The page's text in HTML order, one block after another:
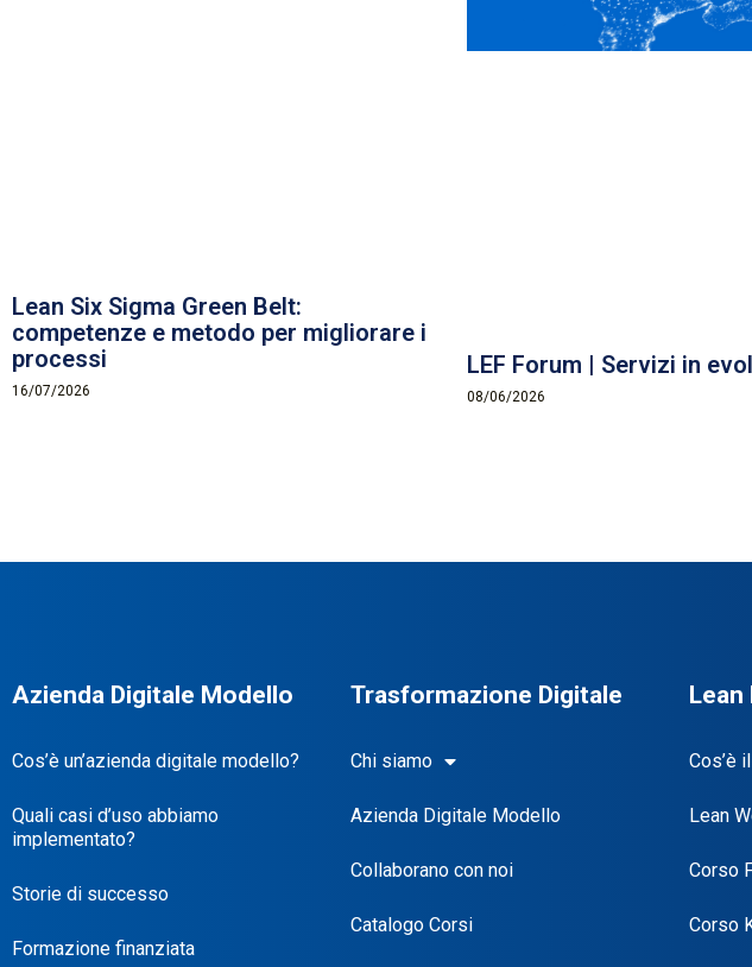
Lean Six Sigma Green Belt:
competenze e metodo per migliorare i
processi
16/07/2026
LEF Forum | Servizi in
08/06/2026
Azienda Digitale Modello
Cos’è un’azienda digitale modello?
Quali casi d’uso abbiamo
implementato?
Storie di successo
Formazione finanziata
Trasformazione Digitale
Chi siamo
Azienda Digitale Modello
Collaborano con noi
Catalogo Corsi
Lean
Cos’è
Lean
Corso
Corso